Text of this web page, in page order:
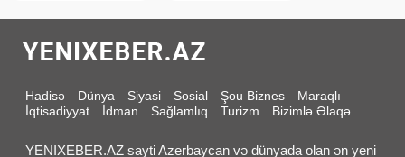
Hadisə Dünya Siyasi Sosial Şou Biznes
Maraqlı
İqtisadiyyat
İdman Sağlamlıq Turizm Bizimlə Əlaqə
YENIXEBER.AZ sayti Azerbaycan və dünyada olan ən yeni